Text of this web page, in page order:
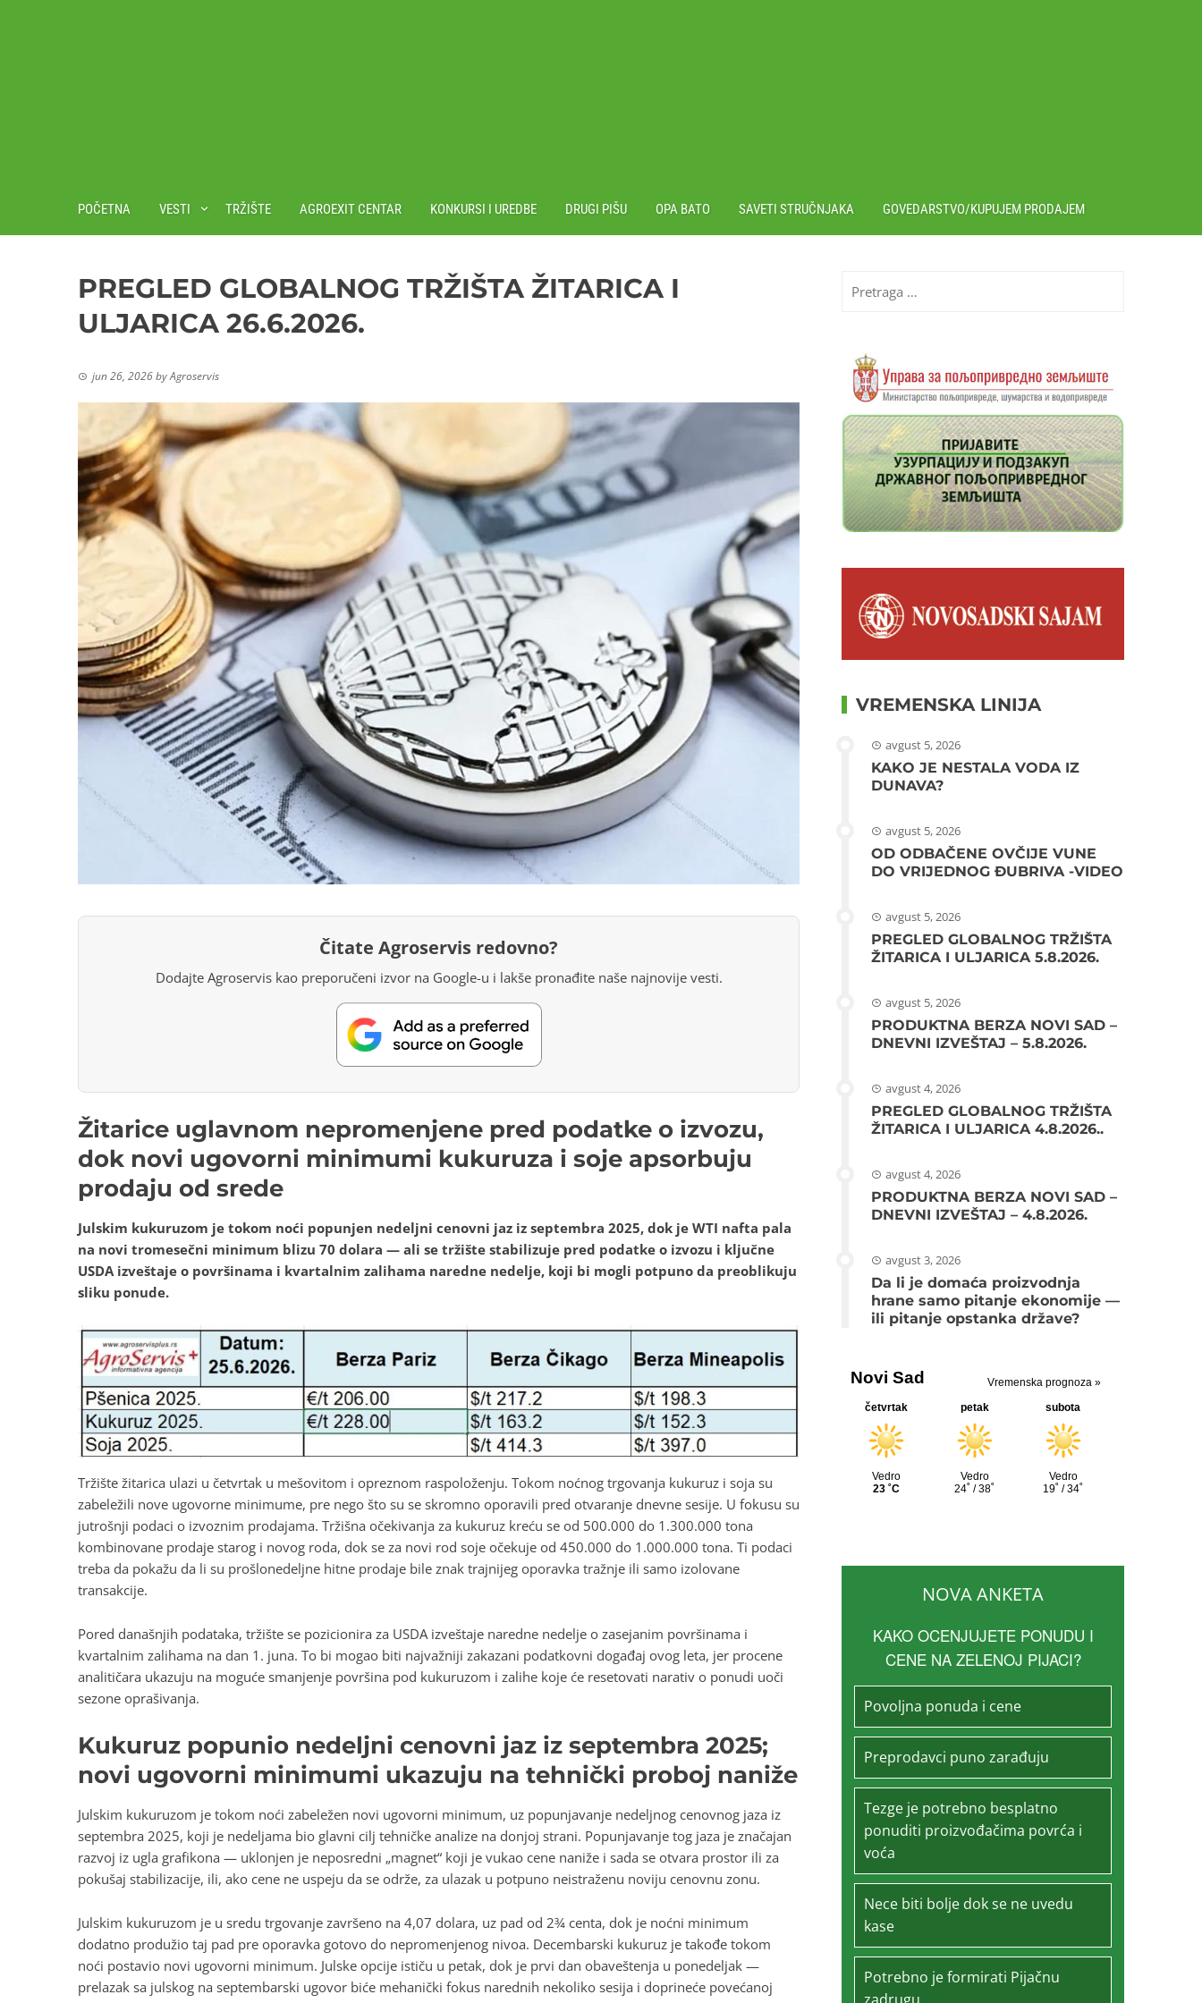
POČETNA VESTI TRŽIŠTE AGROEXIT CENTAR KONKURSI I UREDBE DRUGI PIŠU OPA BATO SAVETI STRUČNJAKA GOVEDARSTVO/KUPUJEM PRODAJEM
PREGLED GLOBALNOG TRŽIŠTA ŽITARICA I
ULJARICA 26.6.2026.
jun 26, 2026byAgroservis
Čitate Agroservis redovno?
Dodajte Agroservis kao preporučeni izvor na Google-u i lakše pronađite naše najnovije vesti.
Žitarice uglavnom nepromenjene pred podatke o izvozu,
dok novi ugovorni minimumi kukuruza i soje apsorbuju
prodaju od srede
Julskim kukuruzom je tokom noći popunjen nedeljni cenovni jaz iz septembra 2025, dok je WTI nafta pala
na novi tromesečni minimum blizu 70 dolara — ali se tržište stabilizuje pred podatke o izvozu i ključne
USDA izveštaje o površinama i kvartalnim zalihama naredne nedelje, koji bi mogli potpuno da preoblikuju
sliku ponude.
Tržište žitarica ulazi u četvrtak u mešovitom i opreznom raspoloženju. Tokom noćnog trgovanja kukuruz i soja su
zabeležili nove ugovorne minimume, pre nego što su se skromno oporavili pred otvaranje dnevne sesije. U fokusu su
jutrošnji podaci o izvoznim prodajama. Tržišna očekivanja za kukuruz kreću se od 500.000 do 1.300.000 tona
kombinovane prodaje starog i novog roda, dok se za novi rod soje očekuje od 450.000 do 1.000.000 tona. Ti podaci
treba da pokažu da li su prošlonedeljne hitne prodaje bile znak trajnijeg oporavka tražnje ili samo izolovane
transakcije.
Pored današnjih podataka, tržište se pozicionira za USDA izveštaje naredne nedelje o zasejanim površinama i
kvartalnim zalihama na dan 1. juna. To bi mogao biti najvažniji zakazani podatkovni događaj ovog leta, jer procene
analitičara ukazuju na moguće smanjenje površina pod kukuruzom i zalihe koje će resetovati narativ o ponudi uoči
sezone oprašivanja.
Kukuruz popunio nedeljni cenovni jaz iz septembra 2025;
novi ugovorni minimumi ukazuju na tehnički proboj naniže
Julskim kukuruzom je tokom noći zabeležen novi ugovorni minimum, uz popunjavanje nedeljnog cenovnog jaza iz
septembra 2025, koji je nedeljama bio glavni cilj tehničke analize na donjoj strani. Popunjavanje tog jaza je značajan
razvoj iz ugla grafikona — uklonjen je neposredni „magnet“ koji je vukao cene naniže i sada se otvara prostor ili za
pokušaj stabilizacije, ili, ako cene ne uspeju da se održe, za ulazak u potpuno neistraženu noviju cenovnu zonu.
Julskim kukuruzom je u sredu trgovanje završeno na 4,07 dolara, uz pad od 2¾ centa, dok je noćni minimum
dodatno produžio taj pad pre oporavka gotovo do nepromenjenog nivoa. Decembarski kukuruz je takođe tokom
noći postavio novi ugovorni minimum. Julske opcije ističu u petak, dok je prvi dan obaveštenja u ponedeljak —
prelazak sa julskog na septembarski ugovor biće mehanički fokus narednih nekoliko sesija i doprineće povećanoj
za:
VREMENSKA LINIJA
avgust 5, 2026
KAKO JE NESTALA VODA IZ
DUNAVA?
avgust 5, 2026
OD ODBAČENE OVČIJE VUNE
DO VRIJEDNOG ĐUBRIVA -VIDEO
avgust 5, 2026
PREGLED GLOBALNOG TRŽIŠTA
ŽITARICA I ULJARICA 5.8.2026.
avgust 5, 2026
PRODUKTNA BERZA NOVI SAD –
DNEVNI IZVEŠTAJ – 5.8.2026.
avgust 4, 2026
PREGLED GLOBALNOG TRŽIŠTA
ŽITARICA I ULJARICA 4.8.2026..
avgust 4, 2026
PRODUKTNA BERZA NOVI SAD –
DNEVNI IZVEŠTAJ – 4.8.2026.
avgust 3, 2026
Da li je domaća proizvodnja
hrane samo pitanje ekonomije —
ili pitanje opstanka države?
NOVA ANKETA
KAKO OCENJUJETE PONUDU I
CENE NA ZELENOJ PIJACI?
Povoljna ponuda i cene
Preprodavci puno zarađuju
Tezge je potrebno besplatno
ponuditi proizvođačima povrća i
voća
Nece biti bolje dok se ne uvedu
kase
Potrebno je formirati Pijačnu